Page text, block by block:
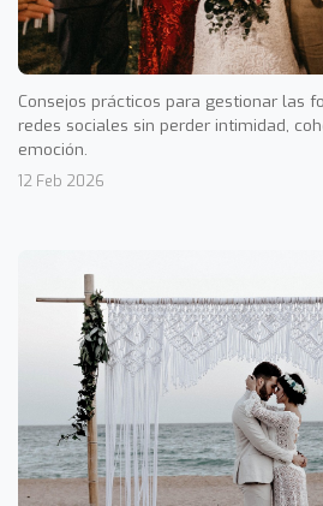
Consejos prácticos para gestionar las
redes sociales sin perder intimidad,
emoción.
12 Feb 2026